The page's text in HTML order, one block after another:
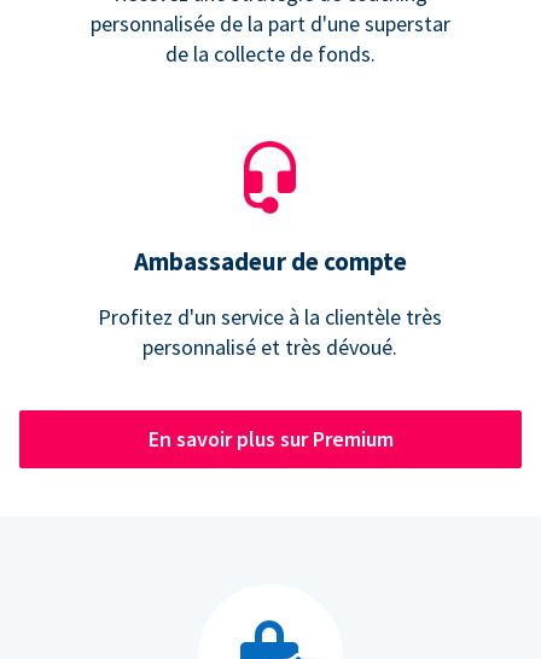
personnalisée de la part d'une superstar
de la collecte de fonds.
Ambassadeur de compte
Profitez d'un service à la clientèle très
personnalisé et très dévoué.
En savoir plus sur Premium